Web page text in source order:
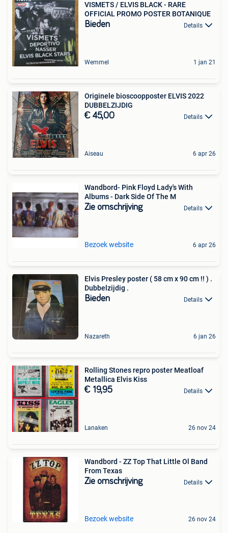
VISMETS / ELVIS BLACK - RARE
OFFICIAL PROMO POSTER BOTANIQUE
Bieden Details
Wemmel 1 jan 21
Originele bioscoopposter ELVIS 2022
DUBBELZIJDIG
€ 45,00 Details
Aiseau 6 apr 26
Wandbord- Pink Floyd Lady's With
Albums - Dark Side Of The M
Zie omschrijving Details
Bezoek website 6 apr 26
Elvis Presley poster ( 58 cm x 90 cm !! ) .
Dubbelzijdig .
Bieden Details
Nazareth 6 jan 26
Rolling Stones repro poster Meatloaf
Metallica Elvis Kiss
€ 19,95 Details
Lanaken 26 nov 24
Wandbord - ZZ Top That Little Ol Band
From Texas
Zie omschrijving Details
Bezoek website 26 nov 24